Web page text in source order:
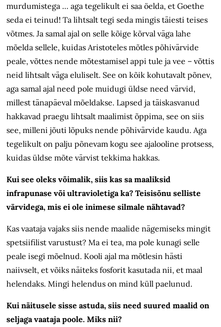
murdumistega … aga tegelikult ei saa öelda, et Goethe
seda ei teinud! Ta lihtsalt tegi seda mingis täiesti teises
võtmes. Ja samal ajal on selle kõige kõrval väga lahe
mõelda sellele, kuidas Aristoteles mõtles põhi­värvide
peale, võttes nende mõtestamisel appi tule ja vee – võttis
neid lihtsalt väga eluliselt. See on kõik kohutavalt põnev,
aga samal ajal need pole muidugi üldse need värvid,
millest täna­päeval mõeldakse. Lapsed ja täiskasvanud
hakkavad praegu lihtsalt maalimist õppima, see on siis
see, milleni jõuti lõpuks nende põhivärvide kaudu. Aga
tegelikult on palju põnevam kogu see ajalooline protsess,
kuidas üldse mõte värvist tekkima hakkas.
Kui see oleks võimalik, siis kas sa maaliksid
infrapunase või ultravioletiga ka? Teisisõnu selliste
värvidega, mis ei ole inimese silmale nähtavad?
Kas vaataja vajaks siis nende maalide nägemiseks mingit
spetsiifilist varustust? Ma ei tea, ma pole kunagi selle
peale isegi mõelnud. Kooli ajal ma mõtlesin hästi
naiivselt, et võiks näiteks fosforit kasutada nii, et maal
helendaks. Mingi helendus on mind küll paelunud.
Kui näitusele sisse astuda, siis need suured maalid on
seljaga vaataja poole. Miks nii?